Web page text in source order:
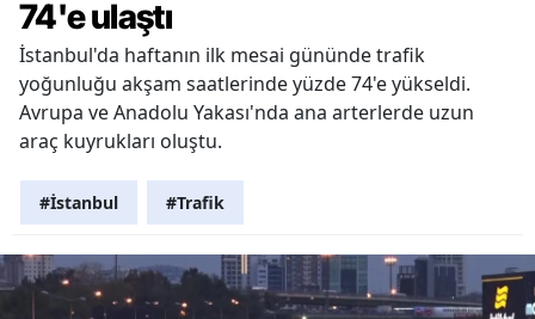
74'e ulaştı
İstanbul'da haftanın ilk mesai gününde trafik
yoğunluğu akşam saatlerinde yüzde 74'e yükseldi.
Avrupa ve Anadolu Yakası'nda ana arterlerde uzun
araç kuyrukları oluştu.
#İstanbul #Trafik